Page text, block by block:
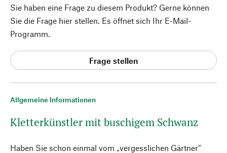
Allgemeine Informationen
Kletterkünstler mit buschigem Schwanz
Haben Sie schon einmal vom „vergesslichen Gärtner“
Sie haben eine Frage zu diesem Produkt? Gerne können
Sie die Frage hier stellen. Es öffnet sich Ihr E-Mail-
Programm.
Frage stellen